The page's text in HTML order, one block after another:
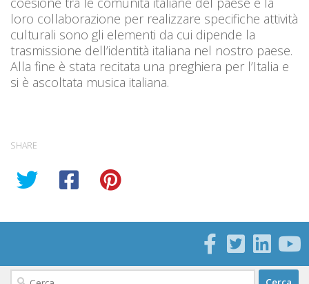
loro collaborazione per realizzare specifiche attività
culturali sono gli elementi da cui dipende la
trasmissione dell’identità italiana nel nostro paese.
Alla fine è stata recitata una preghiera per l’Italia e
si è ascoltata musica italiana.
SHARE
Ricerca